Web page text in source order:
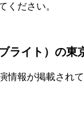
ください。
ライト）の東
情報が掲載され